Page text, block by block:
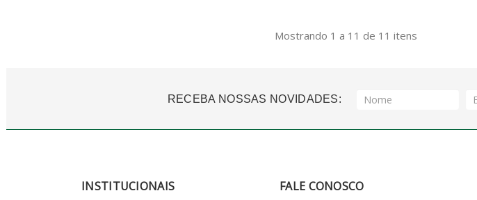
Mostrando 1 a 11 de 11 itens
RECEBA NOSSAS NOVIDADES:
INSTITUCIONAIS FALE CONOSCO